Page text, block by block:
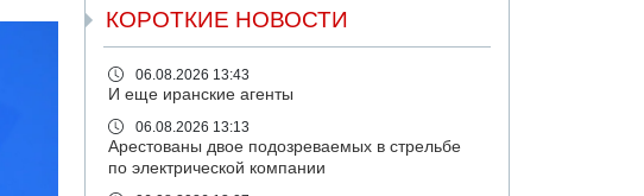
КОРОТКИЕ НОВОСТИ
06.08.2026 13:43
И еще иранские агенты
06.08.2026 13:13
Арестованы двое подозреваемых в стрельбе
по электрической компании